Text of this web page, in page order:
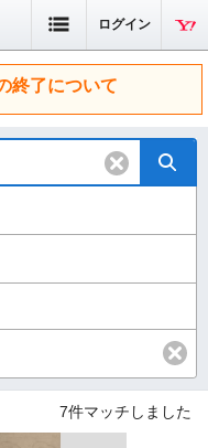
ログイン
終了について
7件マッチしました